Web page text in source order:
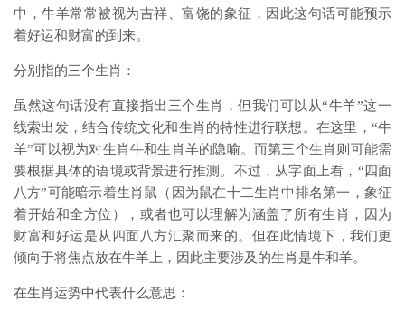
中，牛羊常常被视为吉祥、富饶的象征，因此这句话可能预示
着好运和财富的到来。
分别指的三个生肖：
虽然这句话没有直接指出三个生肖，但我们可以从“牛羊”这一
线索出发，结合传统文化和生肖的特性进行联想。在这里，“牛
羊”可以视为对生肖牛和生肖羊的隐喻。而第三个生肖则可能需
要根据具体的语境或背景进行推测。不过，从字面上看，“四面
八方”可能暗示着生肖鼠（因为鼠在十二生肖中排名第一，象征
着开始和全方位），或者也可以理解为涵盖了所有生肖，因为
财富和好运是从四面八方汇聚而来的。但在此情境下，我们更
倾向于将焦点放在牛羊上，因此主要涉及的生肖是牛和羊。
在生肖运势中代表什么意思：